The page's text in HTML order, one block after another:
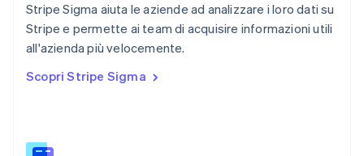
Stripe Sigma aiuta le aziende ad analizzare i loro dati su
Stripe e permette ai team di acquisire informazioni utili
all'azienda più velocemente.
Scopri Stripe Sigma
English简体中文
Regno Unito
English
English
English